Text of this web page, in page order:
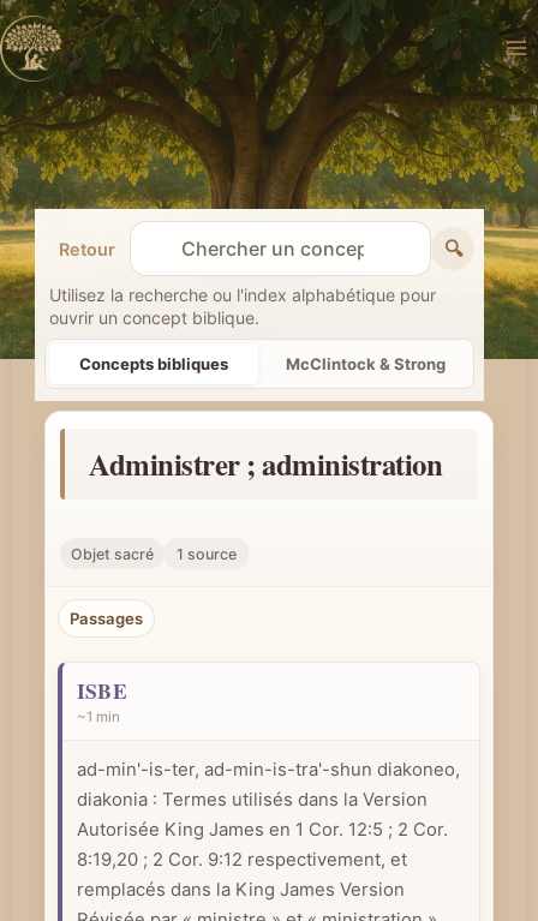
Aller
au
contenu
Retour
R
e
c
h
e
c
r
n
e
p
i
🔍
Utilisez la recherche ou l'index alphabétique pour
ouvrir un concept biblique.
Concepts bibliques McClintock & Strong
Administrer ; administration
Objet sacré 1 source
Passages
ISBE
~1 min
ad-min'-is-ter, ad-min-is-tra'-shun diakoneo,
diakonia : Termes utilisés dans la Version
Autorisée King James en 1 Cor. 12:5 ; 2 Cor.
8:19,20 ; 2 Cor. 9:12 respectivement, et
remplacés dans la King James Version